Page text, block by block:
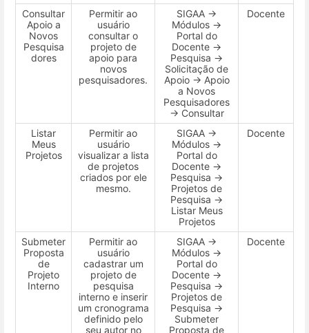
Consultar
Apoio a
Novos
Pesquisa
dores
Permitir ao
usuário
consultar o
projeto de
apoio para
novos
pesquisadores.
SIGAA →
Módulos →
Portal do
Docente →
Pesquisa →
Solicitação de
Apoio → Apoio
a Novos
Pesquisadores
→ Consultar
Docente
Listar
Meus
Projetos
Permitir ao
usuário
visualizar a lista
de projetos
criados por ele
mesmo.
SIGAA →
Módulos →
Portal do
Docente →
Pesquisa →
Projetos de
Pesquisa →
Listar Meus
Projetos
Docente
Submeter
Proposta
de
Projeto
Interno
Permitir ao
usuário
cadastrar um
projeto de
pesquisa
interno e inserir
um cronograma
definido pelo
seu autor no
SIGAA →
Módulos →
Portal do
Docente →
Pesquisa →
Projetos de
Pesquisa →
Submeter
Proposta de
Docente